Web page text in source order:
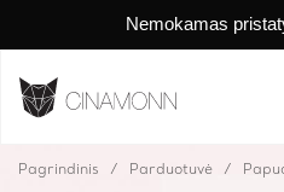
Nemokamas
Pagrindinis Parduotuvė